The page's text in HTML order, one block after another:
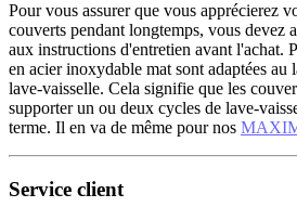
Pour vous assurer que vous apprécierez
couverts pendant longtemps, vous devez
aux instructions d'entretien avant l'achat.
en acier inoxydable mat sont adaptées au
lave-vaisselle. Cela signifie que les
supporter un ou deux cycles de lave-
terme. Il en va de même pour nos
Service client